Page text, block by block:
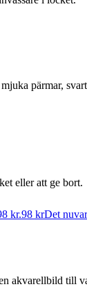
pärmar,
eller att ge bort.
kr.98 krDet
akvarellbild till